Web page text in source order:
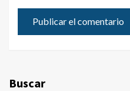
Buscar